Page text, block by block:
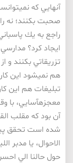
آنهايي كه
صحبت بكنند؛ نه
راجع به يك
ايجاد كرد؟
تزريقاتي بكنند و
هم نميشود اين
تبليغات هم اين
معجزهآسايي، با
آن بود كه مقلب
شده است تحقق
الاحوال، يا مدبر
حول حالنا الي